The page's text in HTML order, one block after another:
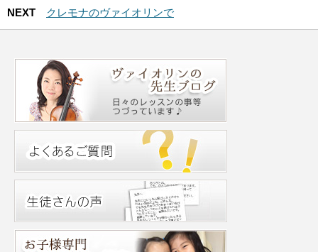
NEXT
クレモナのヴァイオリンで